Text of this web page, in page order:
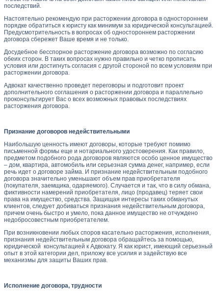
последствий.
Настоятельно рекомендую при расторжении договора в одностороннем
порядке обратиться к юристу как минимум за юридической консультацией.
Предусмотрительность в вопросах об одностороннем расторжении
договора сбережет Ваше время и не только.
Досудебное бесспорное расторжение договора возможно по согласию
обеих сторон. В таких вопросах нужно правильно и четко прописать
условия или достигнуть согласия с другой стороной по всем условиям при
расторжении договора.
Адвокат качественно проведет переговоры и подготовит проект
дополнительного соглашения о расторжении договора и параллельно
проконсультирует Вас о всех возможных правовых последствиях
расторжения договора.
Признание договоров недействительными
Наибольшую ценность имеют договоры, которые требуют помимо
письменной формы еще и нотариального удостоверения. Как правило,
предметом подобного рода договоров являются особо ценное имущество
– дом, квартира, автомобиль или серьезная сумма денег, например, если
речь идет о договоре займа. И признание недействительным подобного
договора значительно уменьшают объем прав приобретателя
(покупателя, заемщика, одаряемого). Случается и так, что в силу обмана,
фиктивности намерений приобретателя, лицо (продавец) теряет свои
права на имущество, средства. Защищая интересы таких обманутых
клиентов, следует добиваться признания недействительным договора,
причем очень быстро и умело, пока данное имущество не отчуждено
недобросовестным приобретателем.
При возникновении любых споров касательно расторжения, исполнения,
признания недействительным договора обращайтесь за помощью,
юридической консультацией к Адвокату. Я как юрист, имеющий серьезный
опыт в этой категории дел, приложу все усилия и задействую все
механизмы для защиты Ваших прав.
Исполнение договора, трудности